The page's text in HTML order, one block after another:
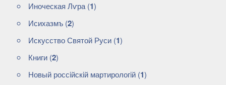
Иноческая Лѵра(1)
Исихазмъ(2)
Искусство Святой Руси(1)
Книги(2)
Новый россiйскiй мартирологiй(1)